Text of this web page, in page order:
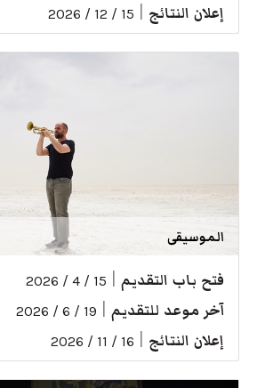
إعلان النتائج 15 / 12 / 2026
الموسيقى
فتح باب التقديم 15 / 4 / 2026
آخر موعد للتقديم 19 / 6 / 2026
إعلان النتائج 16 / 11 / 2026